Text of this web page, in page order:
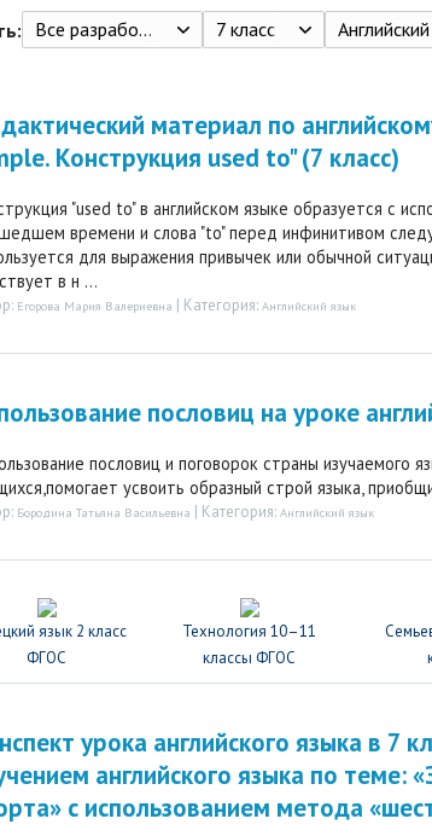
Все разработки 7 класс Английский язык: 7-й класс: углублённый уровень: учебник, Баранова К. М., Дули Д., Копылова В. В. и др., Акционерное общество
материал по
Конструкция used to" (7 класс)
"used to" в английском языке образуется с
времени и слова "to" перед инфинитивом
для выражения привычек или обычной
в н ...
Егорова Мария Валериевна | Категория: Английский язык
пословиц на уроке
пословиц и поговорок страны изучаемого
усвоить образный строй языка,
Бородина Татьяна Васильевна | Категория: Английский язык
язык 2 класс
ФГОС
Технология 10–11
классы ФГОС
урока английского языка в 7
английского языка по теме:
с использованием метода